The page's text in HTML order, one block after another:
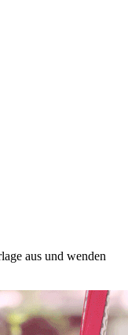
aus und wenden